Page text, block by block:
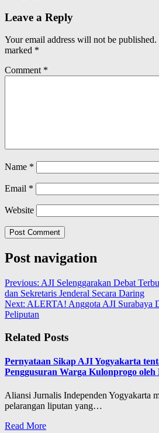
Leave a Reply
Your email address will not be published.
marked *
Comment *
Name *
Email *
Website
Post navigation
Previous: AJI Selenggarakan Debat
dan Sekretaris Jenderal Secara Daring
Next: ALERTA! Anggota AJI Surabaya
Peliputan
Related Posts
Pernyataan Sikap AJI Yogyakarta
Penggusuran Warga Kulonprogo
Aliansi Jurnalis Independen Yogyakarta
pelarangan liputan yang…
Read More